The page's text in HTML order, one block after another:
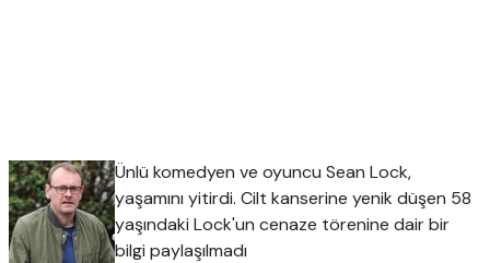
Ünlü komedyen ve oyuncu Sean Lock,
yaşamını yitirdi. Cilt kanserine yenik düşen 58
yaşındaki Lock'un cenaze törenine dair bir
bilgi paylaşılmadı